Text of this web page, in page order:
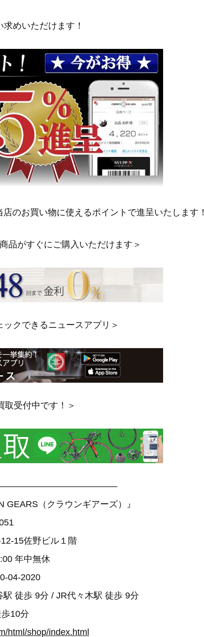
めいただけます！
のお買い物に使えるポイントで進呈いたします！
品がすぐにご購入いただけます＞
クできるニュースアプリ＞
取受付中です！＞
GEARS（クラウンギアーズ）』
15佐野ビル１階
年中無休
04-2020
徒歩 9分 / JR代々木駅 徒歩 9分
10分
html/shop/index.html